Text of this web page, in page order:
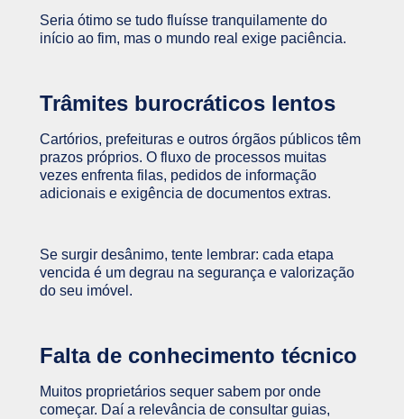
Seria ótimo se tudo fluísse tranquilamente do
início ao fim, mas o mundo real exige paciência.
Trâmites burocráticos lentos
Cartórios, prefeituras e outros órgãos públicos têm
prazos próprios. O fluxo de processos muitas
vezes enfrenta filas, pedidos de informação
adicionais e exigência de documentos extras.
Se surgir desânimo, tente lembrar: cada etapa
vencida é um degrau na segurança e valorização
do seu imóvel.
Falta de conhecimento técnico
Muitos proprietários sequer sabem por onde
começar. Daí a relevância de consultar guias,